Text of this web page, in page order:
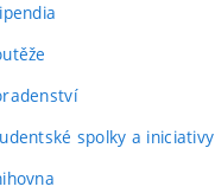
spolky a iniciativy